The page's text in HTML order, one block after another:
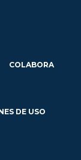
COLABORA
DE USO